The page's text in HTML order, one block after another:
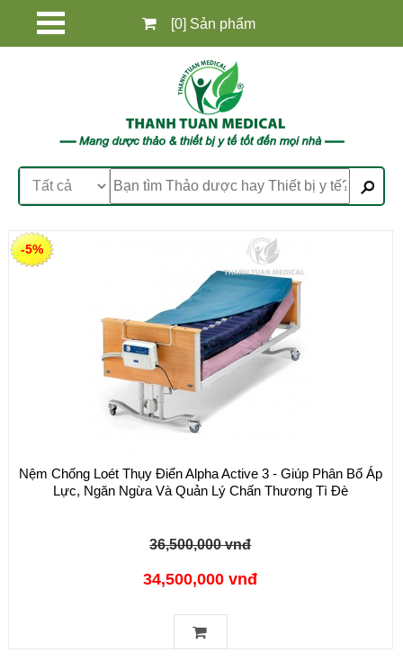
[0] Sản phẩm
Nệm Chống Loét Thụy Điển Alpha Active 3 - Giúp Phân Bố Áp
Lực, Ngăn Ngừa Và Quản Lý Chấn Thương Tì Đè
36,500,000 vnđ
34,500,000 vnđ
-5%